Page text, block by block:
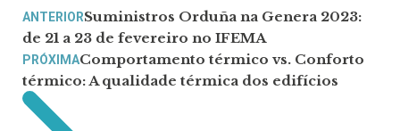
ANTERIORSuministros Orduña na Genera 2023:
de 21 a 23 de fevereiro no IFEMA
PRÓXIMAComportamento térmico vs. Conforto
térmico: A qualidade térmica dos edifícios